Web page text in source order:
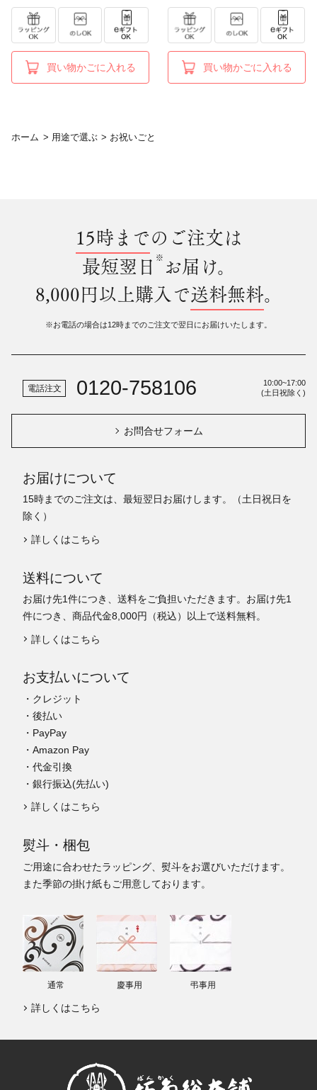
買い物かごに入れる 買い物かごに入れる
ホーム > 用途で選ぶ > お祝いごと
15時までのご注文は
最短翌日 ※ お届け。
8,000円以上購入で送料無料。
※お電話の場合は12時までのご注文で翌日にお届けいたします。
電話注文 0120-758106
10:00~17:00
(土日祝除く)
お問合せフォーム
お届けについて
15時までのご注文は、最短翌日お届けします。（土日祝日を
除く）
詳しくはこちら
送料について
お届け先1件につき、送料をご負担いただきます。お届け先1
件につき、商品代金8,000円（税込）以上で送料無料。
詳しくはこちら
お支払いについて
・クレジット
・後払い
・PayPay
・Amazon Pay
・代金引換
・銀行振込(先払い)
詳しくはこちら
熨斗・梱包
ご用途に合わせたラッピング、熨斗をお選びいただけます。
また季節の掛け紙もご用意しております。
通常 慶事用 弔事用
詳しくはこちら